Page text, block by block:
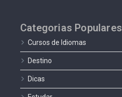
Categorias Populares
Cursos de Idiomas
Destino
Dicas